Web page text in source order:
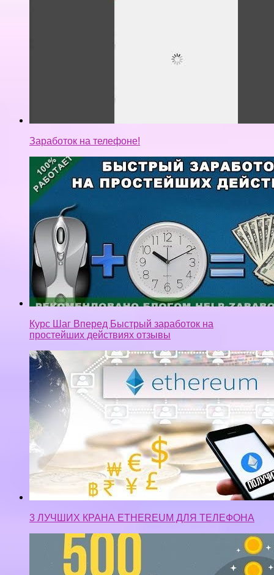
Заработок на телефоне!
Курс Шаг Вперед Быстрый заработок на
простейших действиях отзывы
3 ЛУЧШИХ КРАНА ETHEREUM ДЛЯ ТЕЛЕФОНА